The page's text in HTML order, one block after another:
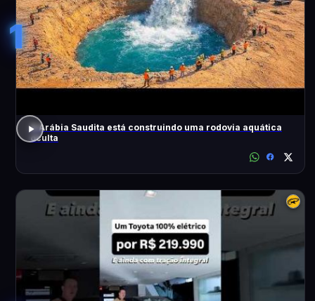
1
A Arábia Saudita está construindo uma rodovia aquática
oculta